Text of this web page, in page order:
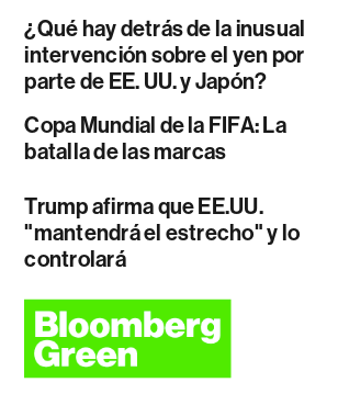
¿Qué hay detrás de la inusual
intervención sobre el yen por
parte de EE. UU. y Japón?
Copa Mundial de la FIFA: La
batalla de las marcas
Trump afirma que EE.UU.
"mantendrá el estrecho" y lo
controlará